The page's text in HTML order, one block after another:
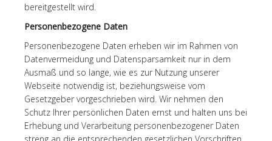
bereitgestellt wird.
Personenbezogene Daten
Personenbezogene Daten erheben wir im Rahmen von
Datenvermeidung und Datensparsamkeit nur in dem
Ausmaß und so lange, wie es zur Nutzung unserer
Webseite notwendig ist, beziehungsweise vom
Gesetzgeber vorgeschrieben wird. Wir nehmen den
Schutz Ihrer persönlichen Daten ernst und halten uns bei
Erhebung und Verarbeitung personenbezogener Daten